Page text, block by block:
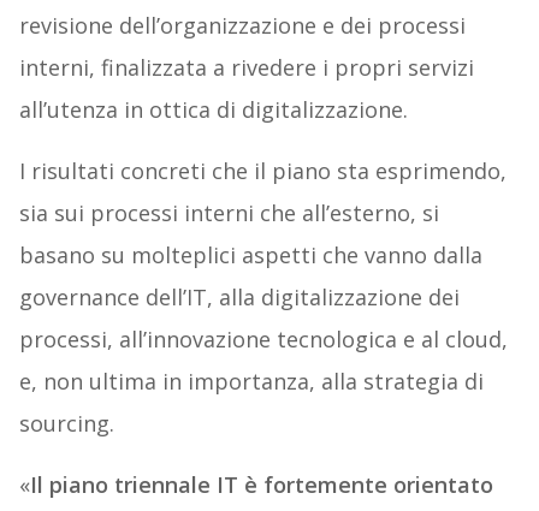
revisione dell’organizzazione e dei processi
interni, finalizzata a rivedere i propri servizi
all’utenza in ottica di digitalizzazione.
I risultati concreti che il piano sta esprimendo,
sia sui processi interni che all’esterno, si
basano su molteplici aspetti che vanno dalla
governance dell’IT, alla digitalizzazione dei
processi, all’innovazione tecnologica e al cloud,
e, non ultima in importanza, alla strategia di
sourcing.
«Il piano triennale IT è fortemente orientato